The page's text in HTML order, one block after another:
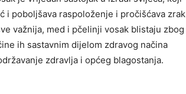
i poboljšava raspoloženje i pročišćava zrak
važnija, med i pčelinji vosak blistaju zbog
ih sastavnim dijelom zdravog načina
zdravlja i općeg blagostanja.